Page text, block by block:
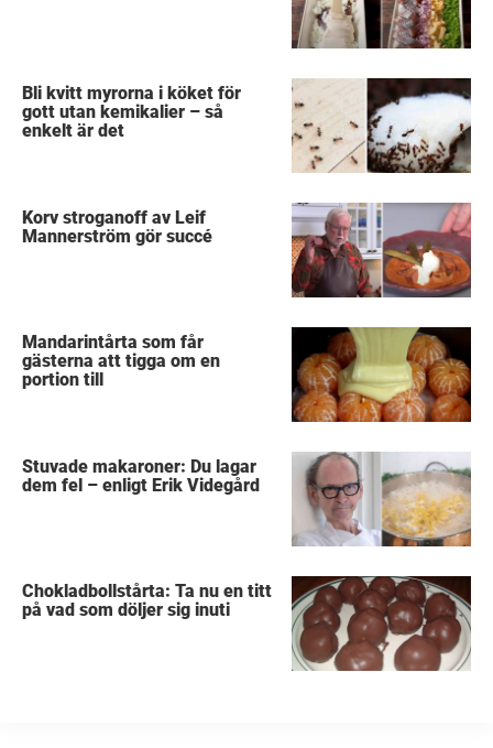
Bli kvitt myrorna i köket för
gott utan kemikalier – så
enkelt är det
Korv stroganoff av Leif
Mannerström gör succé
Mandarintårta som får
gästerna att tigga om en
portion till
Stuvade makaroner: Du lagar
dem fel – enligt Erik Videgård
Chokladbollstårta: Ta nu en titt
på vad som döljer sig inuti